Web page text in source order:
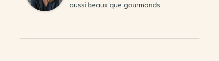
aussi beaux que gourmands.